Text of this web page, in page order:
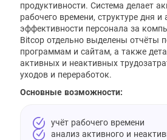
продуктивности. Система делает
рабочего времени, структуре дня и
эффективности персонала за
Bitcop отдельно выделены отчёты
программам и сайтам, а также
активных и неактивных
уходов и переработок.
Основные возможности:
учёт рабочего времени
анализ активного и